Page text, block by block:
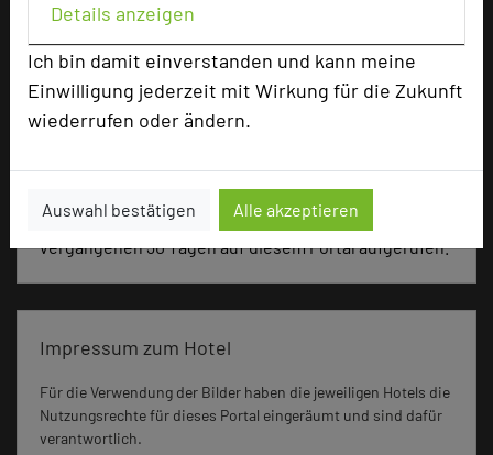
Details anzeigen
Ich bin damit einverstanden und kann meine
Einwilligung jederzeit mit Wirkung für die Zukunft
wiederrufen oder ändern.
Auswahl bestätigen Alle akzeptieren
Besonders geeignet für
Seminar, Konferenz, Klausur, Event
1255 Seiten dieses Hotels wurden in den
vergangenen 30 Tagen auf diesem Portal aufgerufen.
Impressum zum Hotel
Für die Verwendung der Bilder haben die jeweiligen Hotels die
Nutzungsrechte für dieses Portal eingeräumt und sind dafür
verantwortlich.